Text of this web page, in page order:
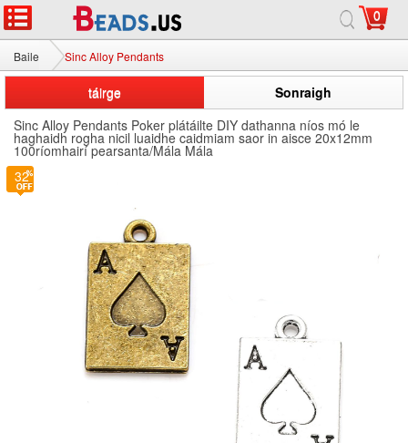
0
Baile Sinc Alloy Pendants
táirge
Sonraigh
Sinc Alloy Pendants Poker plátáilte DIY dathanna níos mó le
haghaidh rogha nicil luaidhe caidmiam saor in aisce 20x12mm
100ríomhairí pearsanta/Mála Mála